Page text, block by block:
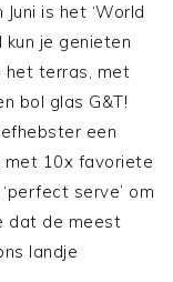
is het ‘World
kun je genieten
het terras, met
bol glas G&T!
een
met 10x favoriete
serve’ om
dat de meest
landje